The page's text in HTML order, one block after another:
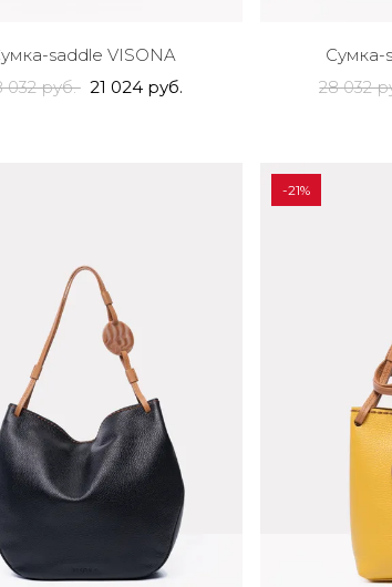
saddle VISONA
032 руб. 21 024 руб.
Сумка-
28 032
-21%